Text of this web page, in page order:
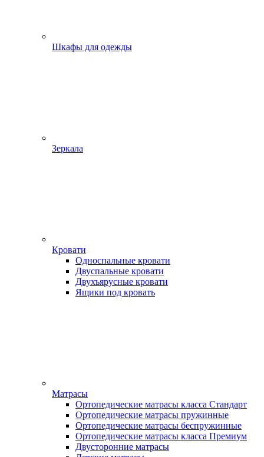
Шкафы для одежды
Зеркала
Кровати
Односпальные кровати
Двуспальные кровати
Двухъярусные кровати
Ящики под кровать
Матрасы
Ортопедические матрасы класса Стандарт
Ортопедические матрасы пружинные
Ортопедические матрасы беспружинные
Ортопедические матрасы класса Премиум
Двусторонние матрасы